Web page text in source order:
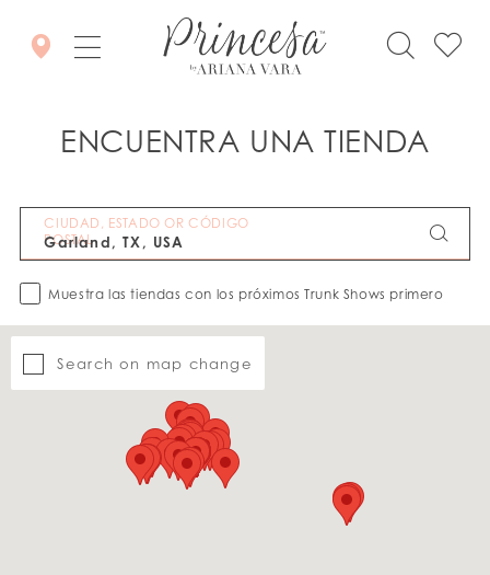
ENCUENTRA UNA TIENDA
CIUDAD, ESTADO OR CÓDIGO
POSTAL
Muestra las tiendas con los próximos Trunk Shows primero
Search on map change